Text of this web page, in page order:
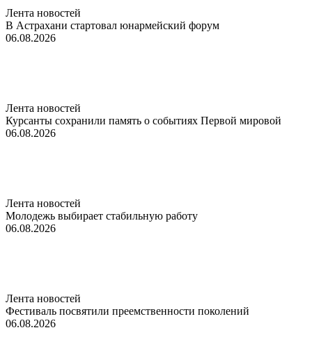
Лента новостей
В Астрахани стартовал юнармейский форум
06.08.2026
Лента новостей
Курсанты сохранили память о событиях Первой мировой
06.08.2026
Лента новостей
Молодежь выбирает стабильную работу
06.08.2026
Лента новостей
Фестиваль посвятили преемственности поколений
06.08.2026